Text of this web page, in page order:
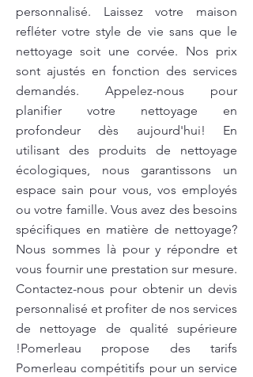
personnalisé. Laissez votre maison
refléter votre style de vie sans que le
nettoyage soit une corvée. Nos prix
sont ajustés en fonction des services
demandés. Appelez-nous pour
planifier votre nettoyage en
profondeur dès aujourd'hui! En
utilisant des produits de nettoyage
écologiques, nous garantissons un
espace sain pour vous, vos employés
ou votre famille. Vous avez des besoins
spécifiques en matière de nettoyage?
Nous sommes là pour y répondre et
vous fournir une prestation sur mesure.
Contactez-nous pour obtenir un devis
personnalisé et profiter de nos services
de nettoyage de qualité supérieure
!Pomerleau propose des tarifs
Pomerleau compétitifs pour un service